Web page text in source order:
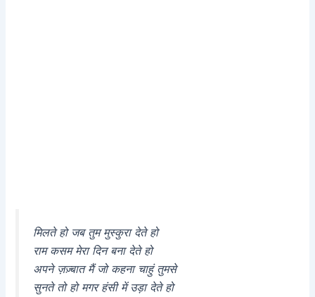
मिलते हो जब तुम मुस्कुरा देते हो
राम कसम मेरा दिन बना देते हो
अपने ज़ज़्बात मैं जो कहना चाहुं तुमसे
सुनते तो हो मगर हंसी में उड़ा देते हो